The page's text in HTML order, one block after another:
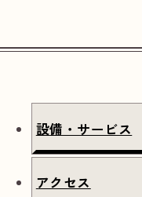
設備・サービス
アクセス